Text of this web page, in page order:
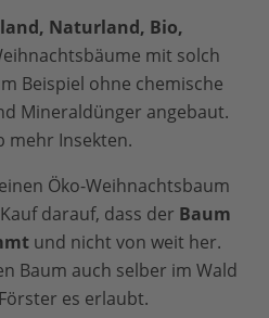
Naturland, Bio,
mit solch
Beispiel ohne chemische
Mineraldünger angebaut.
mehr Insekten.
Öko-Weihnachtsbaum
darauf, dass der Baum
und nicht von weit her.
Baum auch selber im Wald
es erlaubt.